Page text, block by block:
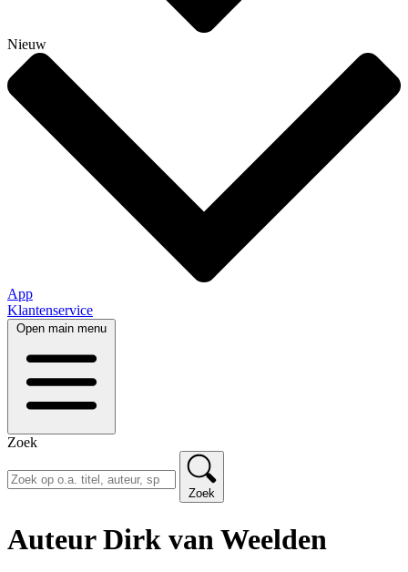
Nieuw
App
Klantenservice
Open main menu
Zoek
Zoek
Auteur Dirk van Weelden